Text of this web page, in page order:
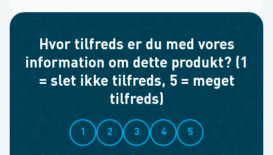
Hvor tilfreds er du med vores
information om dette produkt? (1
= slet ikke tilfreds, 5 = meget
tilfreds)
1 2 3 4 5